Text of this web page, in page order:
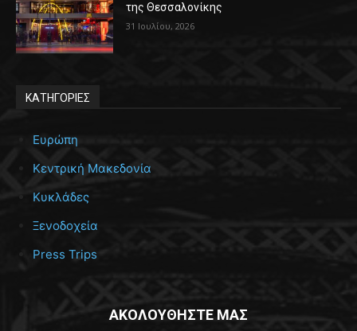
της Θεσσαλονίκης
31 Ιουλίου, 2026
ΚΑΤΗΓΟΡΙΕΣ
Ευρώπη
Κεντρική Μακεδονία
Κυκλάδες
Ξενοδοχεία
Press Trips
ΑΚΟΛΟΥΘΗΣΤΕ ΜΑΣ